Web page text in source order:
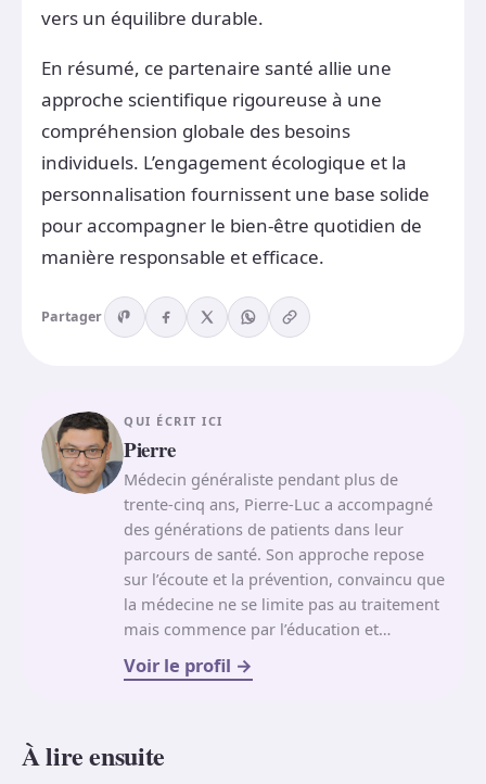
vers un équilibre durable.
En résumé, ce partenaire santé allie une
approche scientifique rigoureuse à une
compréhension globale des besoins
individuels. L’engagement écologique et la
personnalisation fournissent une base solide
pour accompagner le bien-être quotidien de
manière responsable et efficace.
Partager
QUI ÉCRIT ICI
Pierre
Médecin généraliste pendant plus de
trente-cinq ans, Pierre-Luc a accompagné
des générations de patients dans leur
parcours de santé. Son approche repose
sur l’écoute et la prévention, convaincu que
la médecine ne se limite pas au traitement
mais commence par l’éducation et…
Voir le profil
À lire ensuite